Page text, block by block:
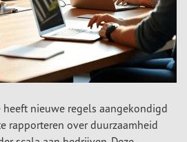
heeft nieuwe regels aangekondigd
rapporteren over duurzaamheid